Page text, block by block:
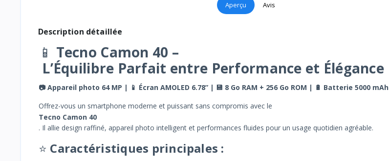
Aperçu Avis
Description détaillée
📱 Tecno Camon 40 –
L’Équilibre Parfait entre Performance et Élégance
📷 Appareil photo 64 MP | 📱 Écran AMOLED 6.78” | 💾 8 Go RAM + 256 Go ROM | 🔋 Batterie 5000 mAh
Offrez-vous un smartphone moderne et puissant sans compromis avec le
Tecno Camon 40
. Il allie design raffiné, appareil photo intelligent et performances fluides pour un usage quotidien agréable.
⭐ Caractéristiques principales :